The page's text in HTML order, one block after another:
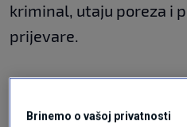
kriminal, utaju poreza i
prijevare.
Sarajevu navode kako je
Brinemo o vašoj privatnosti